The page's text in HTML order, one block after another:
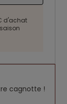
d'achat
cagnotte !